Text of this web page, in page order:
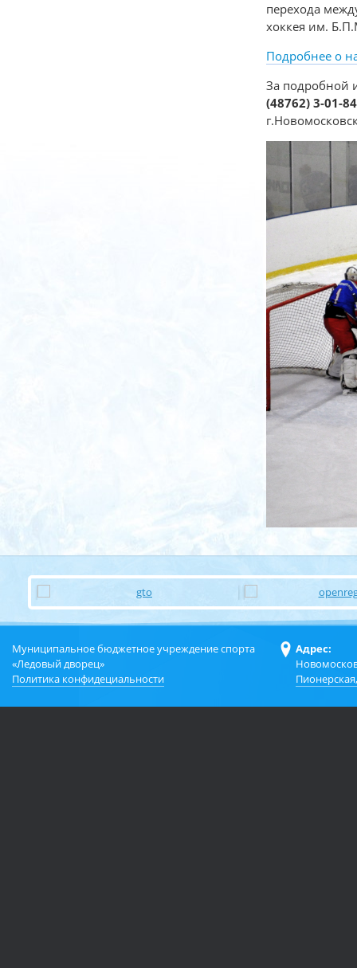
перехода
хоккея им.
Подробнее о
За подробной
(48762) 3-01-
Муниципальное бюджетное учреждение спорта
«Ледовый дворец»
Политика конфидециальности
Адрес: